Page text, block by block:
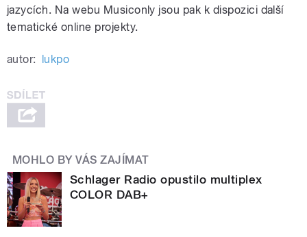
jazycích. Na webu Musiconly jsou pak k dispozici další
tematické online projekty.
autor: lukpo
MOHLO BY VÁS ZAJÍMAT
Schlager Radio opustilo multiplex
COLOR DAB+